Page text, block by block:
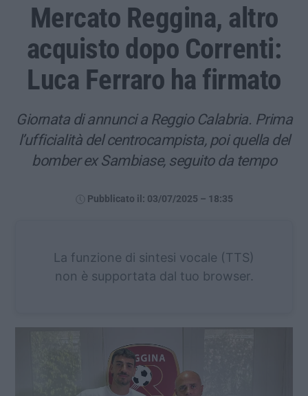
Mercato Reggina, altro
acquisto dopo Correnti:
Luca Ferraro ha firmato
Giornata di annunci a Reggio Calabria. Prima
l’ufficialità del centrocampista, poi quella del
bomber ex Sambiase, seguito da tempo
Pubblicato il: 03/07/2025 – 18:35
La funzione di sintesi vocale (TTS)
non è supportata dal tuo browser.